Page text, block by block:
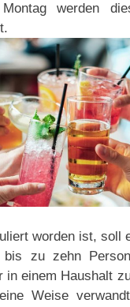
werden
worden ist, soll
zu zehn
in einem Haushalt
Weise